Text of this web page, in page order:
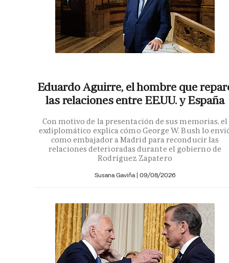
Eduardo Aguirre, el hombre que
las relaciones entre EE.UU. y España
Con motivo de la presentación de sus memorias, el
exdiplomático explica cómo George W. Bush lo
como embajador a Madrid para reconducir las
relaciones deterioradas durante el gobierno de
Rodríguez Zapatero
Susana Gaviña | 09/08/2026